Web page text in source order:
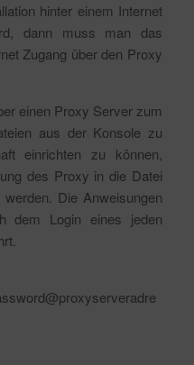
hinter einem Internet
dann muss man das
Zugang über den Proxy
einen Proxy Server zum
aus der Konsole zu
einrichten zu können,
des Proxy in die Datei
werden. Die Anweisungen
dem Login eines jeden